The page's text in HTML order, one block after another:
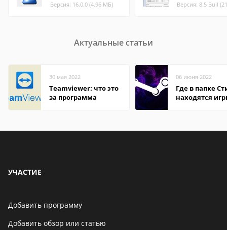
Версия: 16.0.0 (4.96 МБ) Версия: 8.5 Buil
Актуальные статьи
30 мая 2022
Teamviewer: что это
за программа
06 июня 2022
Где в папке
находятся
УЧАСТИЕ
Добавить программу
Добавить обзор или статью